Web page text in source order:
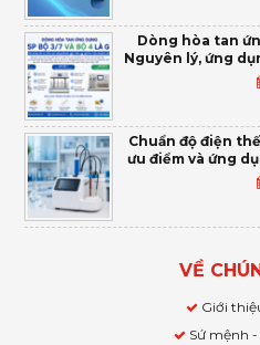
Dòng hòa tan
Nguyên lý, ứng
Chuẩn độ điện
ưu điểm và ứng
VỀ
Giới
Sứ mệnh